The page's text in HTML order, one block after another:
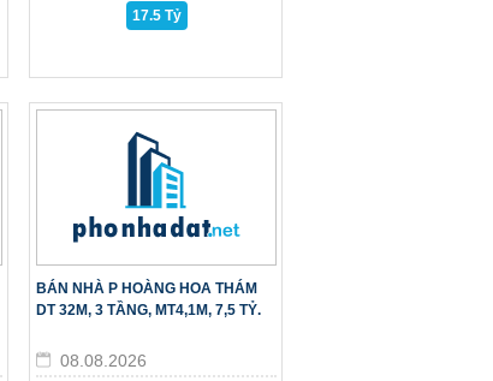
17.5 Tỷ
BÁN NHÀ P HOÀNG HOA THÁM
DT 32M, 3 TẦNG, MT4,1M, 7,5 TỶ.
08.08.2026